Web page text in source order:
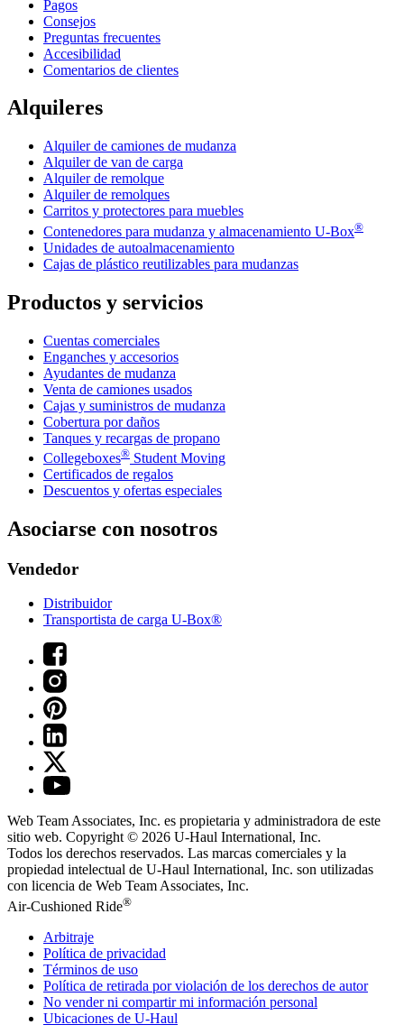
Pagos
Consejos
Preguntas frecuentes
Accesibilidad
Comentarios de clientes
Alquileres
Alquiler de camiones de mudanza
Alquiler de van de carga
Alquiler de remolque
Alquiler de remolques
Carritos y protectores para muebles
Contenedores para mudanza y almacenamiento U-Box®
Unidades de autoalmacenamiento
Cajas de plástico reutilizables para mudanzas
Productos y servicios
Cuentas comerciales
Enganches y accesorios
Ayudantes de mudanza
Venta de camiones usados
Cajas y suministros de mudanza
Cobertura por daños
Tanques y recargas de propano
Collegeboxes® Student Moving
Certificados de regalos
Descuentos y ofertas especiales
Asociarse con nosotros
Vendedor
Distribuidor
Transportista de carga U-Box®
Web Team Associates, Inc. es propietaria y administradora de este
sitio web. Copyright © 2026 U-Haul International, Inc.
Todos los derechos reservados. Las marcas comerciales y la
propiedad intelectual de U-Haul International, Inc. son utilizadas
con licencia de Web Team Associates, Inc.
Air-Cushioned Ride®
Arbitraje
Política de privacidad
Términos de uso
Política de retirada por violación de los derechos de autor
No vender ni compartir mi información personal
Ubicaciones de U-Haul